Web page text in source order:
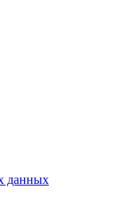
данных